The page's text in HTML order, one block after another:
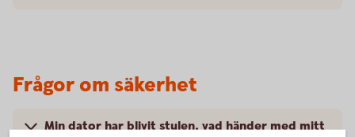
Frågor om säkerhet
Min dator har blivit stulen, vad händer med mitt